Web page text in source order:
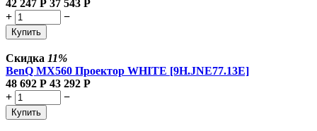
42 247 Р 37 543 Р
+
−
Купить
Скидка 11%
BenQ MX560 Проектор WHITE [9H.JNE77.13E]
48 692 Р 43 292 Р
+
−
Купить